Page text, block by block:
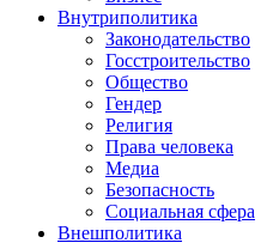
Внутриполитика
Законодательство
Госстроительство
Общество
Гендер
Религия
Права человека
Медиа
Безопасность
Социальная сфера
Внешполитика